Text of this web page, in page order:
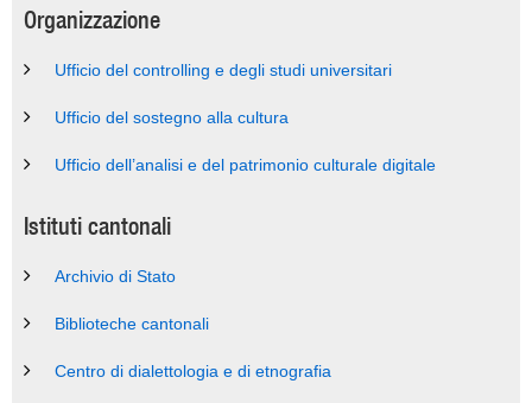
Organizzazione
Ufficio del controlling e degli studi universitari
Ufficio del sostegno alla cultura
Ufficio dell’analisi e del patrimonio culturale digitale
Istituti cantonali
Archivio di Stato
Biblioteche cantonali
Centro di dialettologia e di etnografia